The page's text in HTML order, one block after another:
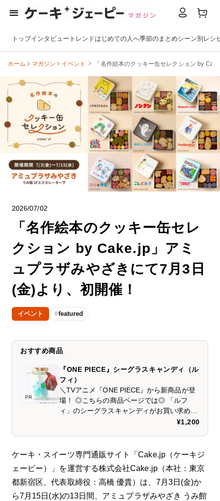
トップインタビュー トレンドはじめての人へ季節のまとめシーン別 レシ
ホーム マガジン イベント 「名作絵本のクッキー缶セレクション by
2026/07/02
「名作絵本のクッキー缶セレ
クション by Cake.jp」アミ
ュプラザみやざきにて7月3日
(金)より、初開催！
イベント featured
おすすめ商品
PR
『ONE PIECE』シーグラスキャンディ（ル
フィ）
＼TVアニメ『ONE PIECE』から新商品が登
場！ ◎こちらの商品ページでは◎ 「ルフ
ィ」のシーグラスキャンディがお買い求めい
部で10種類！ ◎ラインナップ◎ ・ルフィー
パー ・ロビン ・フランキー ・ブルック ・ジ
ンベエ シーグラスキャンディは様々なシーン
でご利用いただけます。 ・贅沢なおやつ時間
¥1,200
ケーキ・スイーツ専門通販サイト「Cake.jp（ケーキジ
ェーピー）」を運営する株式会社Cake.jp（本社：東京
都新宿区、代表取締役：高橋 優貴）は、7月3日(金)か
ら7月15日(水)の13日間、アミュプラザみやざき うみ館